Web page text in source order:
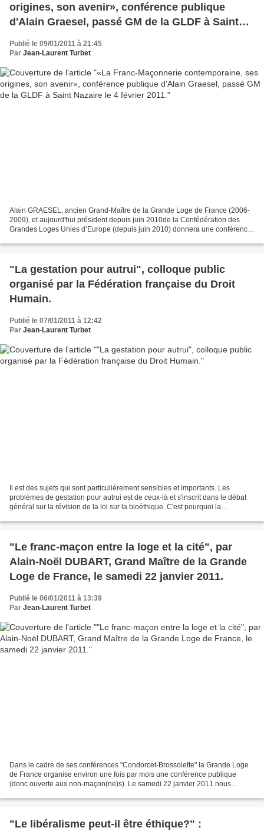
origines, son avenir», conférence publique
d'Alain Graesel, passé GM de la GLDF à Saint
Publié le 09/01/2011 à 21:45
Par Jean-Laurent Turbet
Alain GRAESEL, ancien Grand-Maître de la Grande Loge de France (2006-
2009), et aujourd'hui président depuis juin 2010de la Confédération des
Grandes Loges Unies d’Europe (depuis juin 2010) donnera une conférence
"La gestation pour autrui", colloque public
organisé par la Fédération française du Droit
Humain.
Publié le 07/01/2011 à 12:42
Par Jean-Laurent Turbet
Il est des sujets qui sont particulièrement sensibles et importants. Les
problèmes de gestation pour autrui est de ceux-là et s'inscrit dans le débat
général sur la révision de la loi sur la bioéthique. C'est pourquoi la
"Le franc-maçon entre la loge et la cité", par
Alain-Noël DUBART, Grand Maître de la Grande
Loge de France, le samedi 22 janvier 2011.
Publié le 06/01/2011 à 13:39
Par Jean-Laurent Turbet
Dans le cadre de ses conférences "Condorcet-Brossolette" la Grande Loge
de France organise environ une fois par mois une conférence publique
(donc ouverte aux non-maçon(ne)s). Le samedi 22 janvier 2011 nous
"Le libéralisme peut-il être éthique?" :